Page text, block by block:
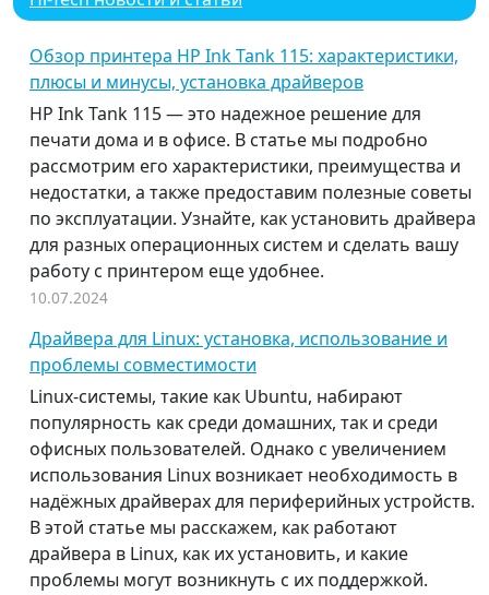
Обзор принтера HP Ink Tank 115: характеристики,
плюсы и минусы, установка драйверов
HP Ink Tank 115 — это надежное решение для
печати дома и в офисе. В статье мы подробно
рассмотрим его характеристики, преимущества и
недостатки, а также предоставим полезные советы
по эксплуатации. Узнайте, как установить драйвера
для разных операционных систем и сделать вашу
работу с принтером еще удобнее.
10.07.2024
Драйвера для Linux: установка, использование и
проблемы совместимости
Linux-системы, такие как Ubuntu, набирают
популярность как среди домашних, так и среди
офисных пользователей. Однако с увеличением
использования Linux возникает необходимость в
надёжных драйверах для периферийных устройств.
В этой статье мы расскажем, как работают
драйвера в Linux, как их установить, и какие
проблемы могут возникнуть с их поддержкой.